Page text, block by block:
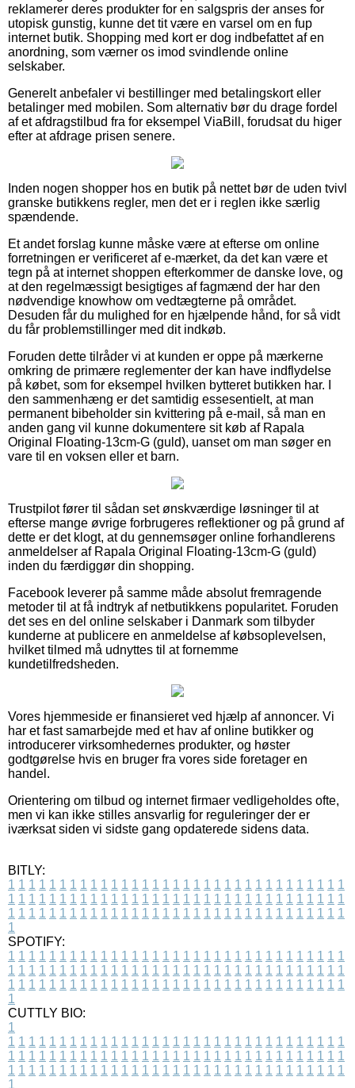
reklamerer deres produkter for en salgspris der anses for
utopisk gunstig, kunne det tit være en varsel om en fup
internet butik. Shopping med kort er dog indbefattet af en
anordning, som værner os imod svindlende online
selskaber.
Generelt anbefaler vi bestillinger med betalingskort eller
betalinger med mobilen. Som alternativ bør du drage fordel
af et afdragstilbud fra for eksempel ViaBill, forudsat du higer
efter at afdrage prisen senere.
Inden nogen shopper hos en butik på nettet bør de uden tvivl
granske butikkens regler, men det er i reglen ikke særlig
spændende.
Et andet forslag kunne måske være at efterse om online
forretningen er verificeret af e-mærket, da det kan være et
tegn på at internet shoppen efterkommer de danske love, og
at den regelmæssigt besigtiges af fagmænd der har den
nødvendige knowhow om vedtægterne på området.
Desuden får du mulighed for en hjælpende hånd, for så vidt
du får problemstillinger med dit indkøb.
Foruden dette tilråder vi at kunden er oppe på mærkerne
omkring de primære reglementer der kan have indflydelse
på købet, som for eksempel hvilken bytteret butikken har. I
den sammenhæng er det samtidig essesentielt, at man
permanent bibeholder sin kvittering på e-mail, så man en
anden gang vil kunne dokumentere sit køb af Rapala
Original Floating-13cm-G (guld), uanset om man søger en
vare til en voksen eller et barn.
Trustpilot fører til sådan set ønskværdige løsninger til at
efterse mange øvrige forbrugeres reflektioner og på grund af
dette er det klogt, at du gennemsøger online forhandlerens
anmeldelser af Rapala Original Floating-13cm-G (guld)
inden du færdiggør din shopping.
Facebook leverer på samme måde absolut fremragende
metoder til at få indtryk af netbutikkens popularitet. Foruden
det ses en del online selskaber i Danmark som tilbyder
kunderne at publicere en anmeldelse af købsoplevelsen,
hvilket tilmed må udnyttes til at fornemme
kundetilfredsheden.
Vores hjemmeside er finansieret ved hjælp af annoncer. Vi
har et fast samarbejde med et hav af online butikker og
introducerer virksomhedernes produkter, og høster
godtgørelse hvis en bruger fra vores side foretager en
handel.
Orientering om tilbud og internet firmaer vedligeholdes ofte,
men vi kan ikke stilles ansvarlig for reguleringer der er
iværksat siden vi sidste gang opdaterede sidens data.
BITLY:
1 1 1 1 1 1 1 1 1 1 1 1 1 1 1 1 1 1 1 1 1 1 1 1 1 1 1 1 1 1 1 1 1
1 1 1 1 1 1 1 1 1 1 1 1 1 1 1 1 1 1 1 1 1 1 1 1 1 1 1 1 1 1 1 1 1
1 1 1 1 1 1 1 1 1 1 1 1 1 1 1 1 1 1 1 1 1 1 1 1 1 1 1 1 1 1 1 1 1
1
SPOTIFY:
1 1 1 1 1 1 1 1 1 1 1 1 1 1 1 1 1 1 1 1 1 1 1 1 1 1 1 1 1 1 1 1 1
1 1 1 1 1 1 1 1 1 1 1 1 1 1 1 1 1 1 1 1 1 1 1 1 1 1 1 1 1 1 1 1 1
1 1 1 1 1 1 1 1 1 1 1 1 1 1 1 1 1 1 1 1 1 1 1 1 1 1 1 1 1 1 1 1 1
1
CUTTLY BIO:
1
1 1 1 1 1 1 1 1 1 1 1 1 1 1 1 1 1 1 1 1 1 1 1 1 1 1 1 1 1 1 1 1 1
1 1 1 1 1 1 1 1 1 1 1 1 1 1 1 1 1 1 1 1 1 1 1 1 1 1 1 1 1 1 1 1 1
1 1 1 1 1 1 1 1 1 1 1 1 1 1 1 1 1 1 1 1 1 1 1 1 1 1 1 1 1 1 1 1 1
1